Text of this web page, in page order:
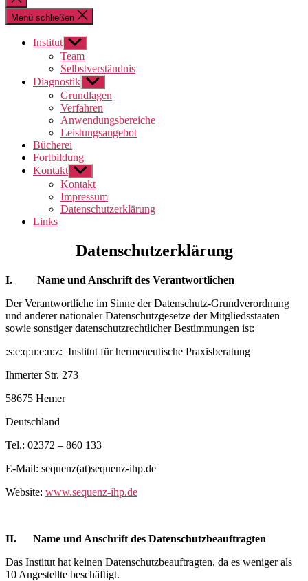
schließen
Menü schließen
Institut Untermenü
anzeigen
Team
Selbstverständnis
Diagnostik Untermenü
anzeigen
Grundlagen
Verfahren
Anwendungsbereiche
Leistungsangebot
Bücherei
Fortbildung
Kontakt Untermenü
anzeigen
Kontakt
Impressum
Datenschutzerklärung
Links
Datenschutzerklärung
I. Name und Anschrift des Verantwortlichen
Der Verantwortliche im Sinne der Datenschutz-Grundverordnung
und anderer nationaler Datenschutzgesetze der Mitgliedsstaaten
sowie sonstiger datenschutzrechtlicher Bestimmungen ist:
:s:e:q:u:e:n:z: Institut für hermeneutische Praxisberatung
Ihmerter Str. 273
58675 Hemer
Deutschland
Tel.: 02372 – 860 133
E-Mail: sequenz(at)sequenz-ihp.de
Website: www.sequenz-ihp.de
II. Name und Anschrift des Datenschutzbeauftragten
Das Institut hat keinen Datenschutzbeauftragten, da es weniger als
10 Angestellte beschäftigt.